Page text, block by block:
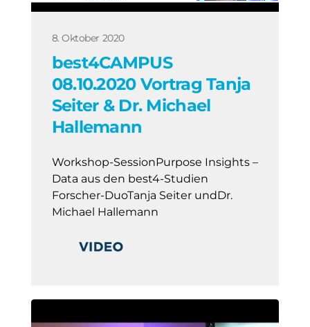
8. Oktober 2020
best4CAMPUS
08.10.2020 Vortrag Tanja
Seiter & Dr. Michael
Hallemann
Workshop-SessionPurpose Insights –
Data aus den best4-Studien
Forscher-DuoTanja Seiter undDr.
Michael Hallemann